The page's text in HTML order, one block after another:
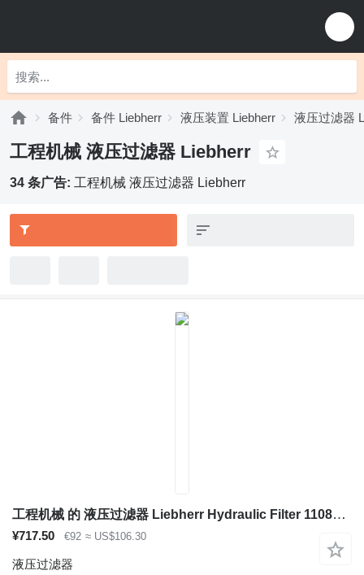
备件 备件 Liebherr 液压装置 Liebherr 液压过滤器
工程机械 液压过滤器 Liebherr
34 条广告: 工程机械 液压过滤器 Liebherr
工程机械 的 液压过滤器 Liebherr Hydraulic Filter 11081571
¥717.50 €92 ≈ US$106.30
液压过滤器